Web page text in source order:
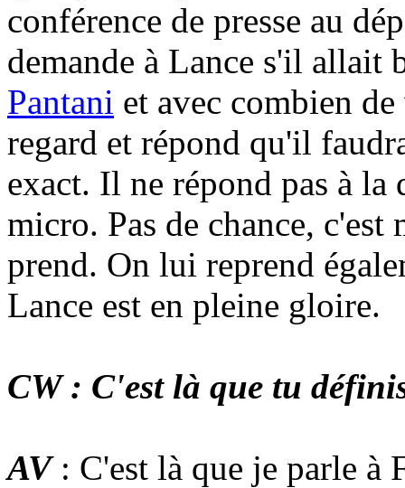
conférence de presse au
demande à Lance s'il allait
Pantani et avec combien
regard et répond qu'il
exact. Il ne répond pas à
micro. Pas de chance,
prend. On lui reprend
Lance est en pleine gloire.
CW : C'est là que tu
AV: C'est là que je parle à